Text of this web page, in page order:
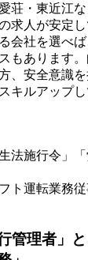
荘・東近江
求人が安定し
会社を選べ
もあります。
、安全意識
キルアップ
法施行令」
ト運転業務
管理者」